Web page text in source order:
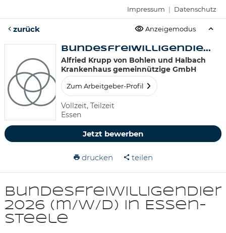
Impressum | Datenschutz
zurück Anzeigemodus
Bundesfreiwilligendie...
Alfried Krupp von Bohlen und Halbach
Krankenhaus gemeinnützige GmbH
Zum Arbeitgeber-Profil
Vollzeit, Teilzeit
Essen
Jetzt bewerben
drucken teilen
2026 (m/w/d) in Essen-
Steele